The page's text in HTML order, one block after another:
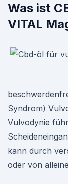
Was ist
VITAL
Syndrom)
Vulvodynie
kann durch
oder von